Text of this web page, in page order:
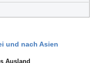
und nach Asien
Ausland